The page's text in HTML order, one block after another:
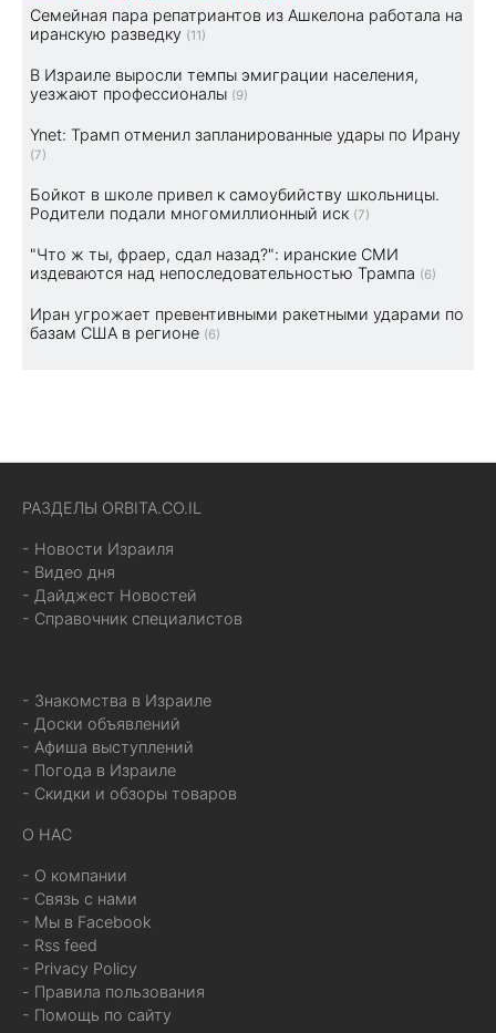
Семейная пара репатриантов из Ашкелона работала на
иранскую разведку (11)
В Израиле выросли темпы эмиграции населения,
уезжают профессионалы (9)
Ynet: Трамп отменил запланированные удары по Ирану
(7)
Бойкот в школе привел к самоубийству школьницы.
Родители подали многомиллионный иск (7)
"Что ж ты, фраер, сдал назад?": иранские СМИ
издеваются над непоследовательностью Трампа (6)
Иран угрожает превентивными ракетными ударами по
базам США в регионе (6)
РАЗДЕЛЫ ORBITA.CO.IL
- Новости Израиля
- Видео дня
- Дайджест Новостей
- Справочник специалистов
- Знакомства в Израиле
- Доски объявлений
- Афиша выступлений
- Погода в Израиле
- Скидки и обзоры товаров
О НАС
- О компании
- Связь с нами
- Мы в Facebook
- Rss feed
- Privacy Policy
- Правила пользования
- Помощь по сайту